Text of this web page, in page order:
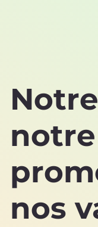
notre
nos